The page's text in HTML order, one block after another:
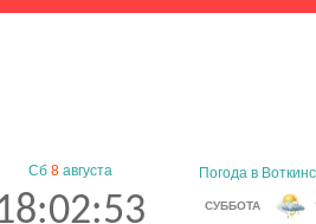
Сб 8августа